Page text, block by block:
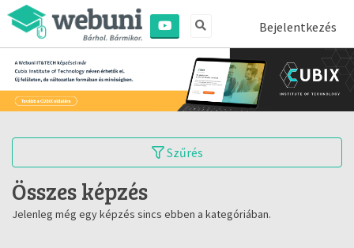
Bejelentkezés
Szűrés
Összes képzés
Jelenleg még egy képzés sincs ebben a kategóriában.